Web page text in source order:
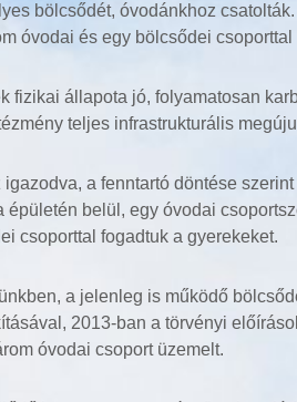
bölcsődét, óvodánkhoz
óvodai és egy bölcsődei
fizikai állapota jó, folyamatosan
teljes infrastrukturális
a fenntartó döntése
épületén belül, egy óvodai
csoporttal fogadtuk a gyerekeket.
a jelenleg is működő
2013-ban a törvényi
óvodai csoport üzemelt.